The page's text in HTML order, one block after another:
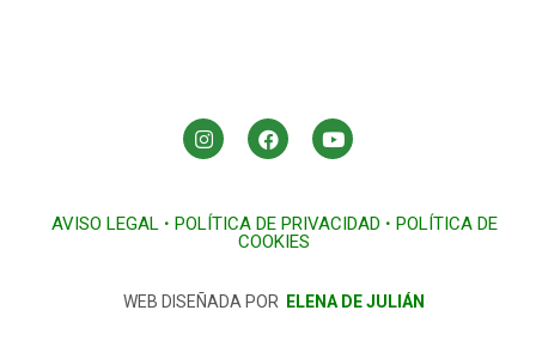
Este sitio usa Akismet para reducir el